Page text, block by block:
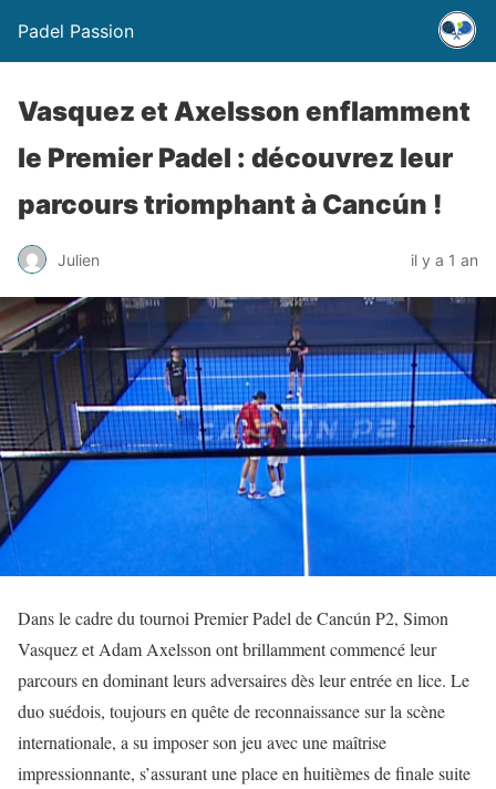
Padel Passion
Vasquez et Axelsson enflamment
le Premier Padel : découvrez leur
parcours triomphant à Cancún !
Julien il y a 1 an
Dans le cadre du tournoi Premier Padel de Cancún P2, Simon
Vasquez et Adam Axelsson ont brillamment commencé leur
parcours en dominant leurs adversaires dès leur entrée en lice. Le
duo suédois, toujours en quête de reconnaissance sur la scène
internationale, a su imposer son jeu avec une maîtrise
impressionnante, s’assurant une place en huitièmes de finale suite